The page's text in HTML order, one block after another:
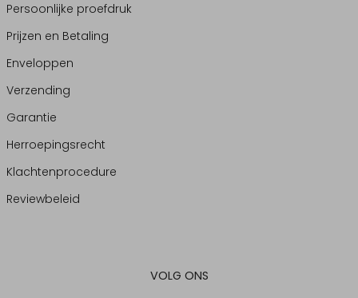
Persoonlijke proefdruk
Prijzen en Betaling
Enveloppen
Verzending
Garantie
Herroepingsrecht
Klachtenprocedure
Reviewbeleid
VOLG ONS